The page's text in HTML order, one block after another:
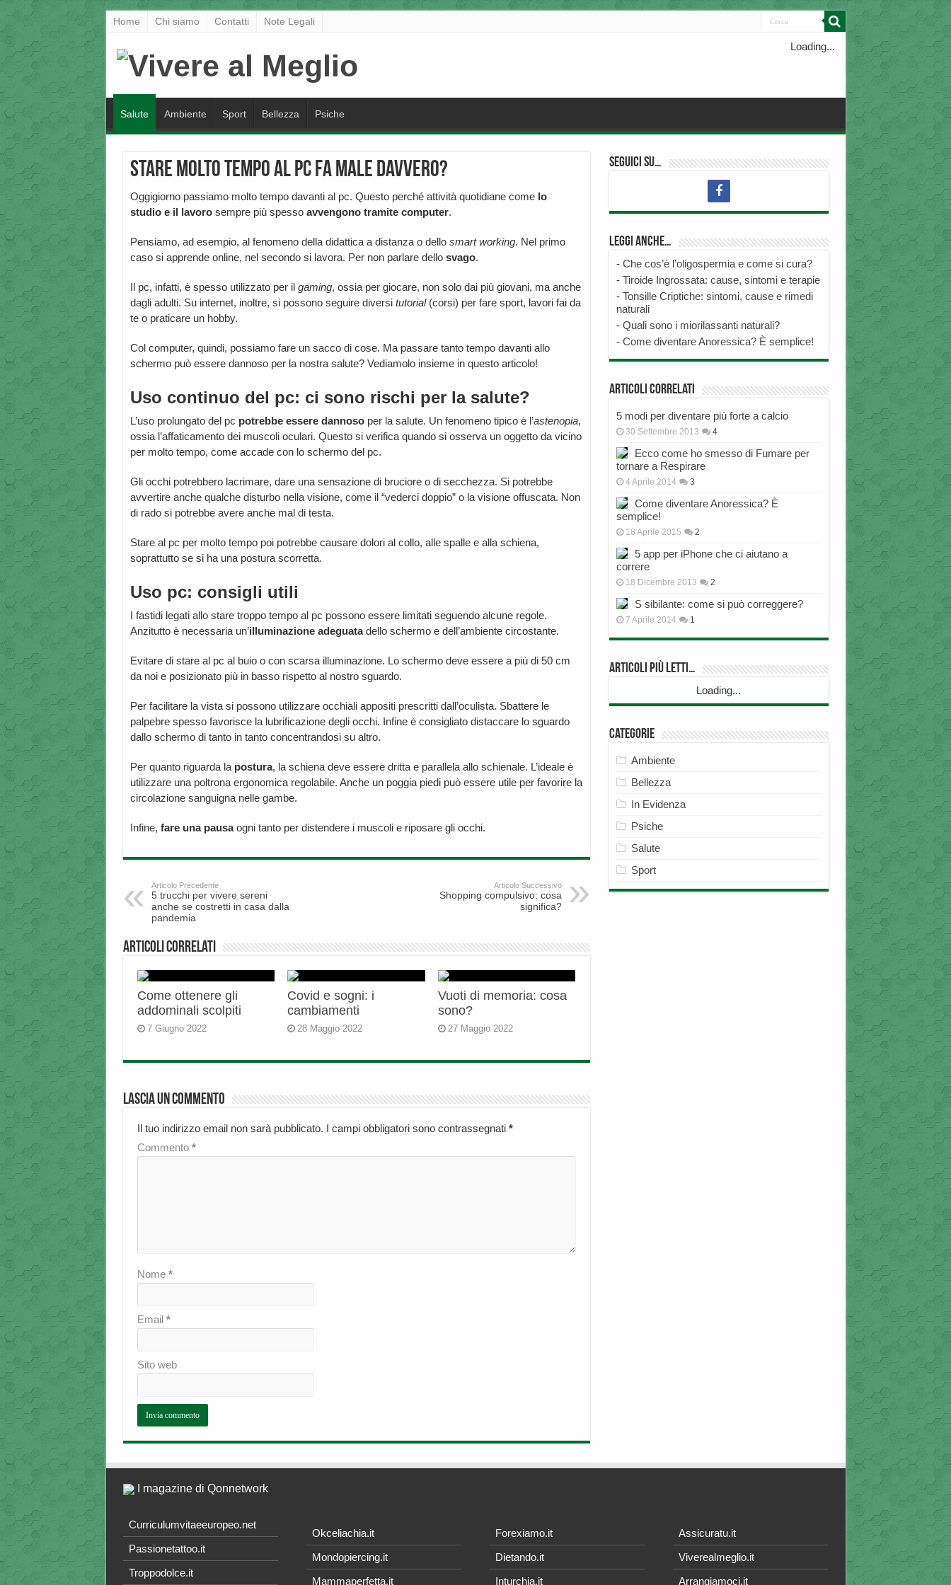
Home Chi siamo Contatti Note Legali
Loading...
Salute Ambiente Sport Bellezza Psiche
Stare molto tempo al pc fa male davvero?
Oggigiorno passiamo molto tempo davanti al pc. Questo perché attività quotidiane come lo
studio e il lavorosempre più spesso avvengono tramite computer.
Pensiamo, ad esempio, al fenomeno della didattica a distanza o dello smart working. Nel primo
caso si apprende online, nel secondo si lavora. Per non parlare dello svago.
Il pc, infatti, è spesso utilizzato per il gaming, ossia per giocare, non solo dai più giovani, ma anche
dagli adulti. Su internet, inoltre, si possono seguire diversi tutorial(corsi) per fare sport, lavori fai da
te o praticare un hobby.
Col computer, quindi, possiamo fare un sacco di cose. Ma passare tanto tempo davanti allo
schermo può essere dannoso per la nostra salute? Vediamolo insieme in questo articolo!
Uso continuo del pc: ci sono rischi per la salute?
L’uso prolungato del pc potrebbe essere dannosoper la salute. Un fenomeno tipico è l’astenopia,
ossia l’affaticamento dei muscoli oculari. Questo si verifica quando si osserva un oggetto da vicino
per molto tempo, come accade con lo schermo del pc.
Gli occhi potrebbero lacrimare, dare una sensazione di bruciore o di secchezza. Si potrebbe
avvertire anche qualche disturbo nella visione, come il “vederci doppio” o la visione offuscata. Non
di rado si potrebbe avere anche mal di testa.
Stare al pc per molto tempo poi potrebbe causare dolori al collo, alle spalle e alla schiena,
soprattutto se si ha una postura scorretta.
Uso pc: consigli utili
I fastidi legati allo stare troppo tempo al pc possono essere limitati seguendo alcune regole.
Anzitutto è necessaria un’illuminazione adeguatadello schermo e dell’ambiente circostante.
Evitare di stare al pc al buio o con scarsa illuminazione. Lo schermo deve essere a più di 50 cm
da noi e posizionato più in basso rispetto al nostro sguardo.
Per facilitare la vista si possono utilizzare occhiali appositi prescritti dall’oculista. Sbattere le
palpebre spesso favorisce la lubrificazione degli occhi. Infine è consigliato distaccare lo sguardo
dallo schermo di tanto in tanto concentrandosi su altro.
Per quanto riguarda la postura, la schiena deve essere dritta e parallela allo schienale. L’ideale è
utilizzare una poltrona ergonomica regolabile. Anche un poggia piedi può essere utile per favorire la
circolazione sanguigna nelle gambe.
Infine, fare una pausaogni tanto per distendere i muscoli e riposare gli occhi.
Articolo Precedente
5 trucchi per vivere sereni
anche se costretti in casa dalla
pandemia
Articolo Successivo
Shopping compulsivo: cosa
significa?
Articoli correlati
Come ottenere gli
addominali scolpiti
7 Giugno 2022
Covid e sogni: i
cambiamenti
28 Maggio 2022
Vuoti di memoria: cosa
sono?
27 Maggio 2022
Lascia un commento
Il tuo indirizzo email non sarà pubblicato. I campi obbligatori sono contrassegnati *
Commento *
Nome *
Email *
Sito web
Seguici su…
Leggi anche…
- Che cos’è l’oligospermia e come si cura?
- Tiroide Ingrossata: cause, sintomi e terapie
- Tonsille Criptiche: sintomi, cause e rimedi
naturali
- Quali sono i miorilassanti naturali?
- Come diventare Anoressica? È semplice!
Articoli correlati
5 modi per diventare più forte a calcio
30 Settembre 2013 4
Ecco come ho smesso di Fumare per
tornare a Respirare
4 Aprile 2014 3
Come diventare Anoressica? È
semplice!
18 Aprile 2015 2
5 app per iPhone che ci aiutano a
correre
18 Dicembre 2013 2
S sibilante: come si può correggere?
7 Aprile 2014 1
Articoli più Letti…
Loading...
Categorie
Ambiente
Bellezza
In Evidenza
Psiche
Salute
Sport
I magazine di Qonnetwork
Curriculumvitaeeuropeo.net
Passionetattoo.it
Troppodolce.it
Okceliachia.it
Mondopiercing.it
Mammaperfetta.it
Forexiamo.it
Dietando.it
Inturchia.it
Assicuratu.it
Viverealmeglio.it
Arrangiamoci.it